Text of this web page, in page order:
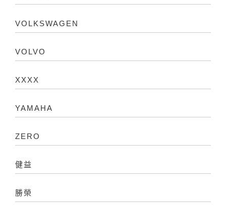
VOLKSWAGEN
VOLVO
XXXX
YAMAHA
ZERO
健益
勝榮